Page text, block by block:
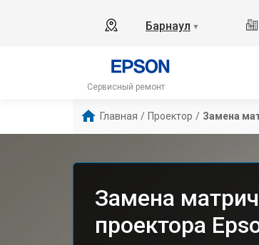
Барнаул ▼
Сервисный ремонт
Главная / Проектор / Замена
Замена
проектора